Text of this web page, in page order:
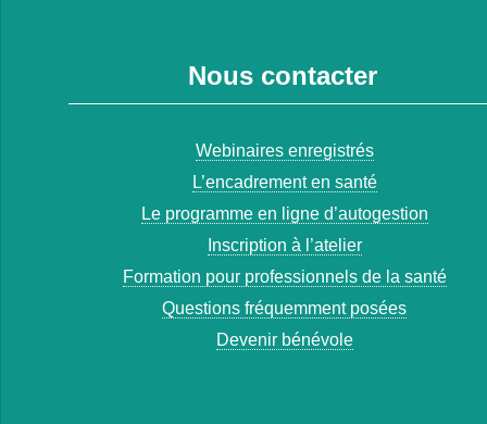
Nous contacter
Webinaires enregistrés
L’encadrement en santé
Le programme en ligne d’autogestion
Inscription à l’atelier
Formation pour professionnels de la santé
Questions fréquemment posées
Devenir bénévole